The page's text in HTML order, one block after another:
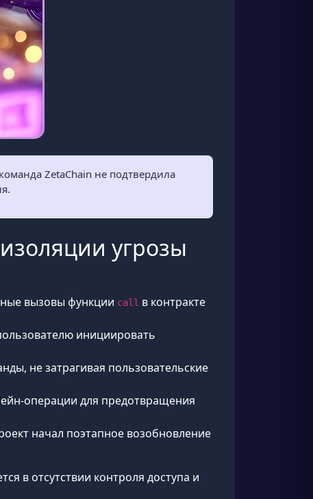
ZetaChain не подтвердила
угрозы
вызовы функции call в контракте
инициировать
не затрагивая пользовательские
операции для предотвращения
начал поэтапное возобновление
в отсутствии контроля доступа и